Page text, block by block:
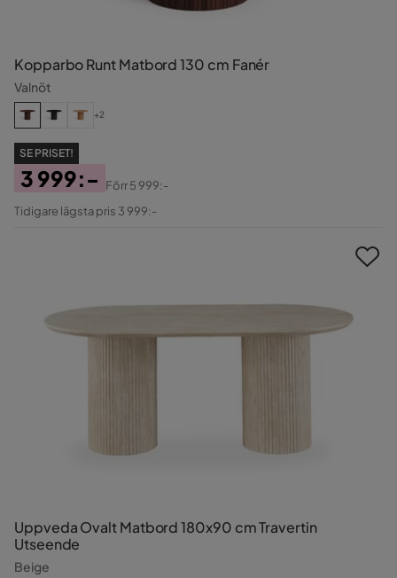
Kopparbo Runt Matbord 130 cm Fanér
Valnöt
+2
SE PRISET!
Pris
3 999:-
Original
Förr5 999:-
Tidigare lägsta pris 3 999:-
Uppveda Ovalt Matbord 180x90 cm Travertin
Utseende
Beige